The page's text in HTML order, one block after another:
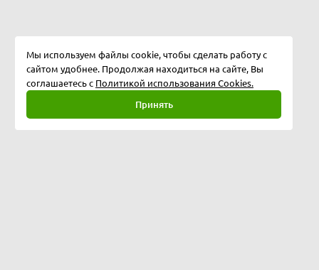
Мы используем файлы cookie, чтобы сделать работу с
сайтом удобнее. Продолжая находиться на сайте, Вы
соглашаетесь с Политикой использования Cookies.
Принять